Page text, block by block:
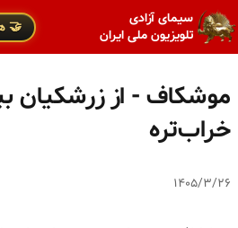
سیمای آزادی
تلویزیون ملی ایران
🤝
موشکاف - از زرشکیان
خراب‌تره
۱۴۰۵/۳/۲۶